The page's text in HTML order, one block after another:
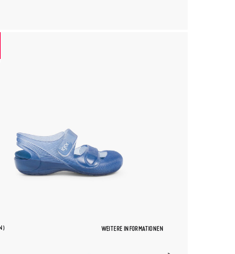
WEITERE INFORMATIONEN